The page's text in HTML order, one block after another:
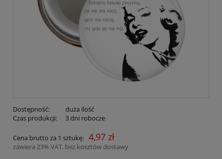
Dostępność:
duża ilość
Czas produkcji:
3 dni robocze
Cena brutto za 1 sztukę: 4,97 zł
zawiera 23% VAT, bez kosztów dostawy